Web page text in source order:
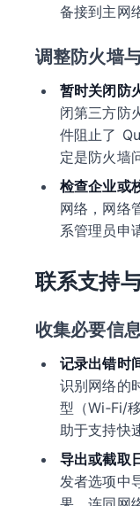
备接到主网
调整防火墙
暂时关闭防
闭第三方防
件阻止了
定是防火墙
检查企业或
网络，网络
系管理员申
联系支持
收集必要信
记录出错时
识别网络的
型（Wi‑Fi/
助于支持快
导出或截取
发者选项中